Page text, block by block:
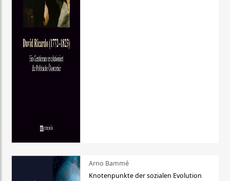
Arno Bammé
Knotenpunkte der sozialen Evolution